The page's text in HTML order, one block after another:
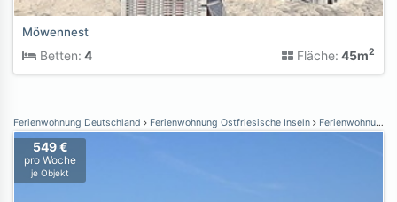
Möwennest
Betten: 4 Fläche: 45m2
Ferienwohnung Deutschland Ferienwohnung Ostfriesische Inseln Ferienwohnung Wangerooge
549 €
pro Woche
je Objekt